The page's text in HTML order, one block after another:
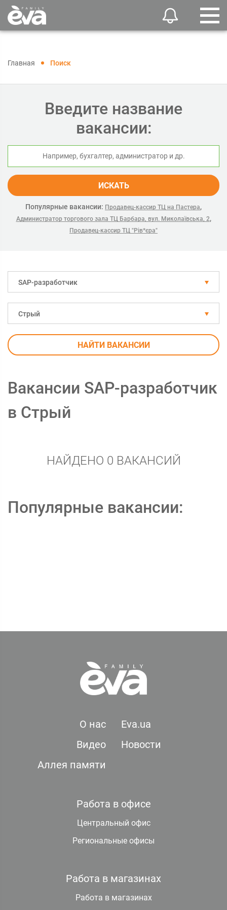
Главная Поиск
Введите название
вакансии:
ИСКАТЬ
Популярные вакансии: Продавец-кассир ТЦ на Пастера,
Администратор торгового зала ТЦ Барбара, вул. Миколаївська, 2,
Продавец-кассир ТЦ "Рів*єра"
SAP-разработчик
Стрый
НАЙТИ ВАКАНСИИ
Вакансии SAP-разработчик
в Стрый
НАЙДЕНО 0 ВАКАНСИЙ
Популярные вакансии:
О нас
Eva.ua
Видео
Новости
Аллея памяти
Работа в офисе
Центральный офис
Региональные офисы
Работа в магазинах
Работа в магазинах